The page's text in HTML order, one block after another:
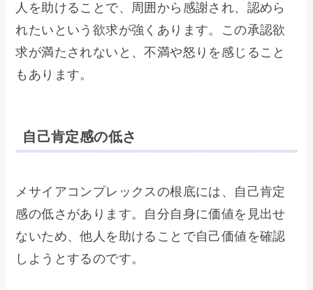
人を助けることで、周囲から感謝され、認めら
れたいという欲求が強くあります。この承認欲
求が満たされないと、不満や怒りを感じること
もあります。
自己肯定感の低さ
メサイアコンプレックスの根底には、自己肯定
感の低さがあります。自分自身に価値を見出せ
ないため、他人を助けることで自己価値を確認
しようとするのです。